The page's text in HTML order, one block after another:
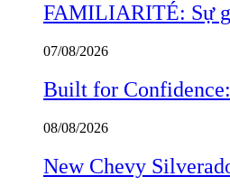
FAMILIARITÉ: Sự
07/08/2026
Built for
08/08/2026
New Chevy